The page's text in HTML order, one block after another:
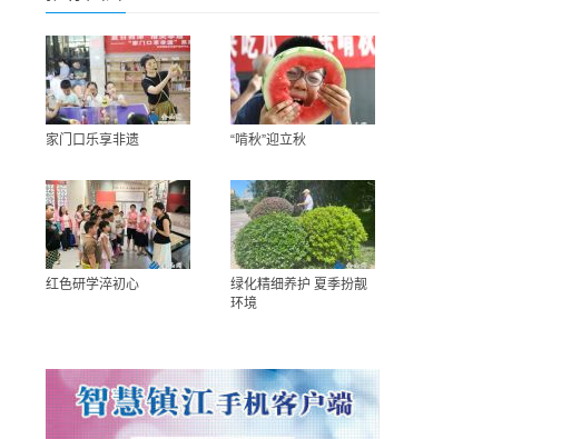
家门口乐享非遗 “啃秋”迎立秋
红色研学淬初心
绿化精细养护 夏季扮靓
环境